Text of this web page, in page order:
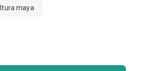
maya